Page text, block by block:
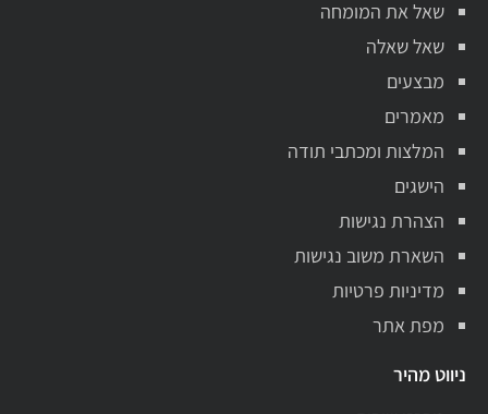
שאל את המומחה
שאל שאלה
מבצעים
מאמרים
המלצות ומכתבי תודה
הישגים
הצהרת נגישות
השארת משוב נגישות
מדיניות פרטיות
מפת אתר
ניווט מהיר